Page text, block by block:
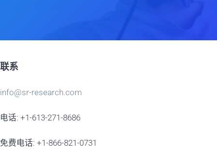
联系
info@sr-research.com
电话: +1-613-271-8686
免费电话: +1-866-821-0731